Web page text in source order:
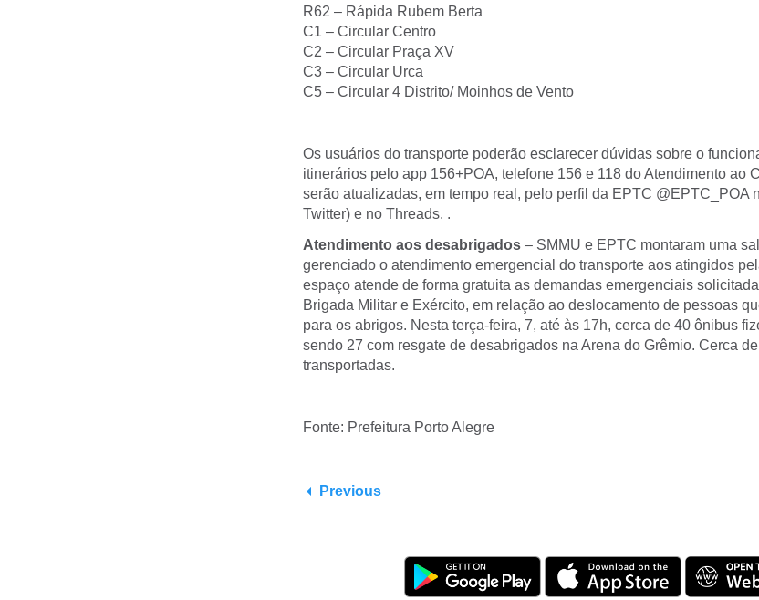
R62 – Rápida Rubem Berta
C1 – Circular Centro
C2 – Circular Praça XV
C3 – Circular Urca
C5 – Circular 4 Distrito/ Moinhos de Vento
Os usuários do transporte poderão esclarecer dúvidas sobre o
itinerários pelo app 156+POA, telefone 156 e 118 do Atendimento ao
serão atualizadas, em tempo real, pelo perfil da EPTC @EPTC_POA
Twitter) e no Threads. .
Atendimento aos desabrigados – SMMU e EPTC montaram uma
gerenciado o atendimento emergencial do transporte aos atingidos
espaço atende de forma gratuita as demandas emergenciais
Brigada Militar e Exército, em relação ao deslocamento de pessoas
para os abrigos. Nesta terça-feira, 7, até às 17h, cerca de 40 ônibus
sendo 27 com resgate de desabrigados na Arena do Grêmio. Cerca
transportadas.
Fonte: Prefeitura Porto Alegre
Previous